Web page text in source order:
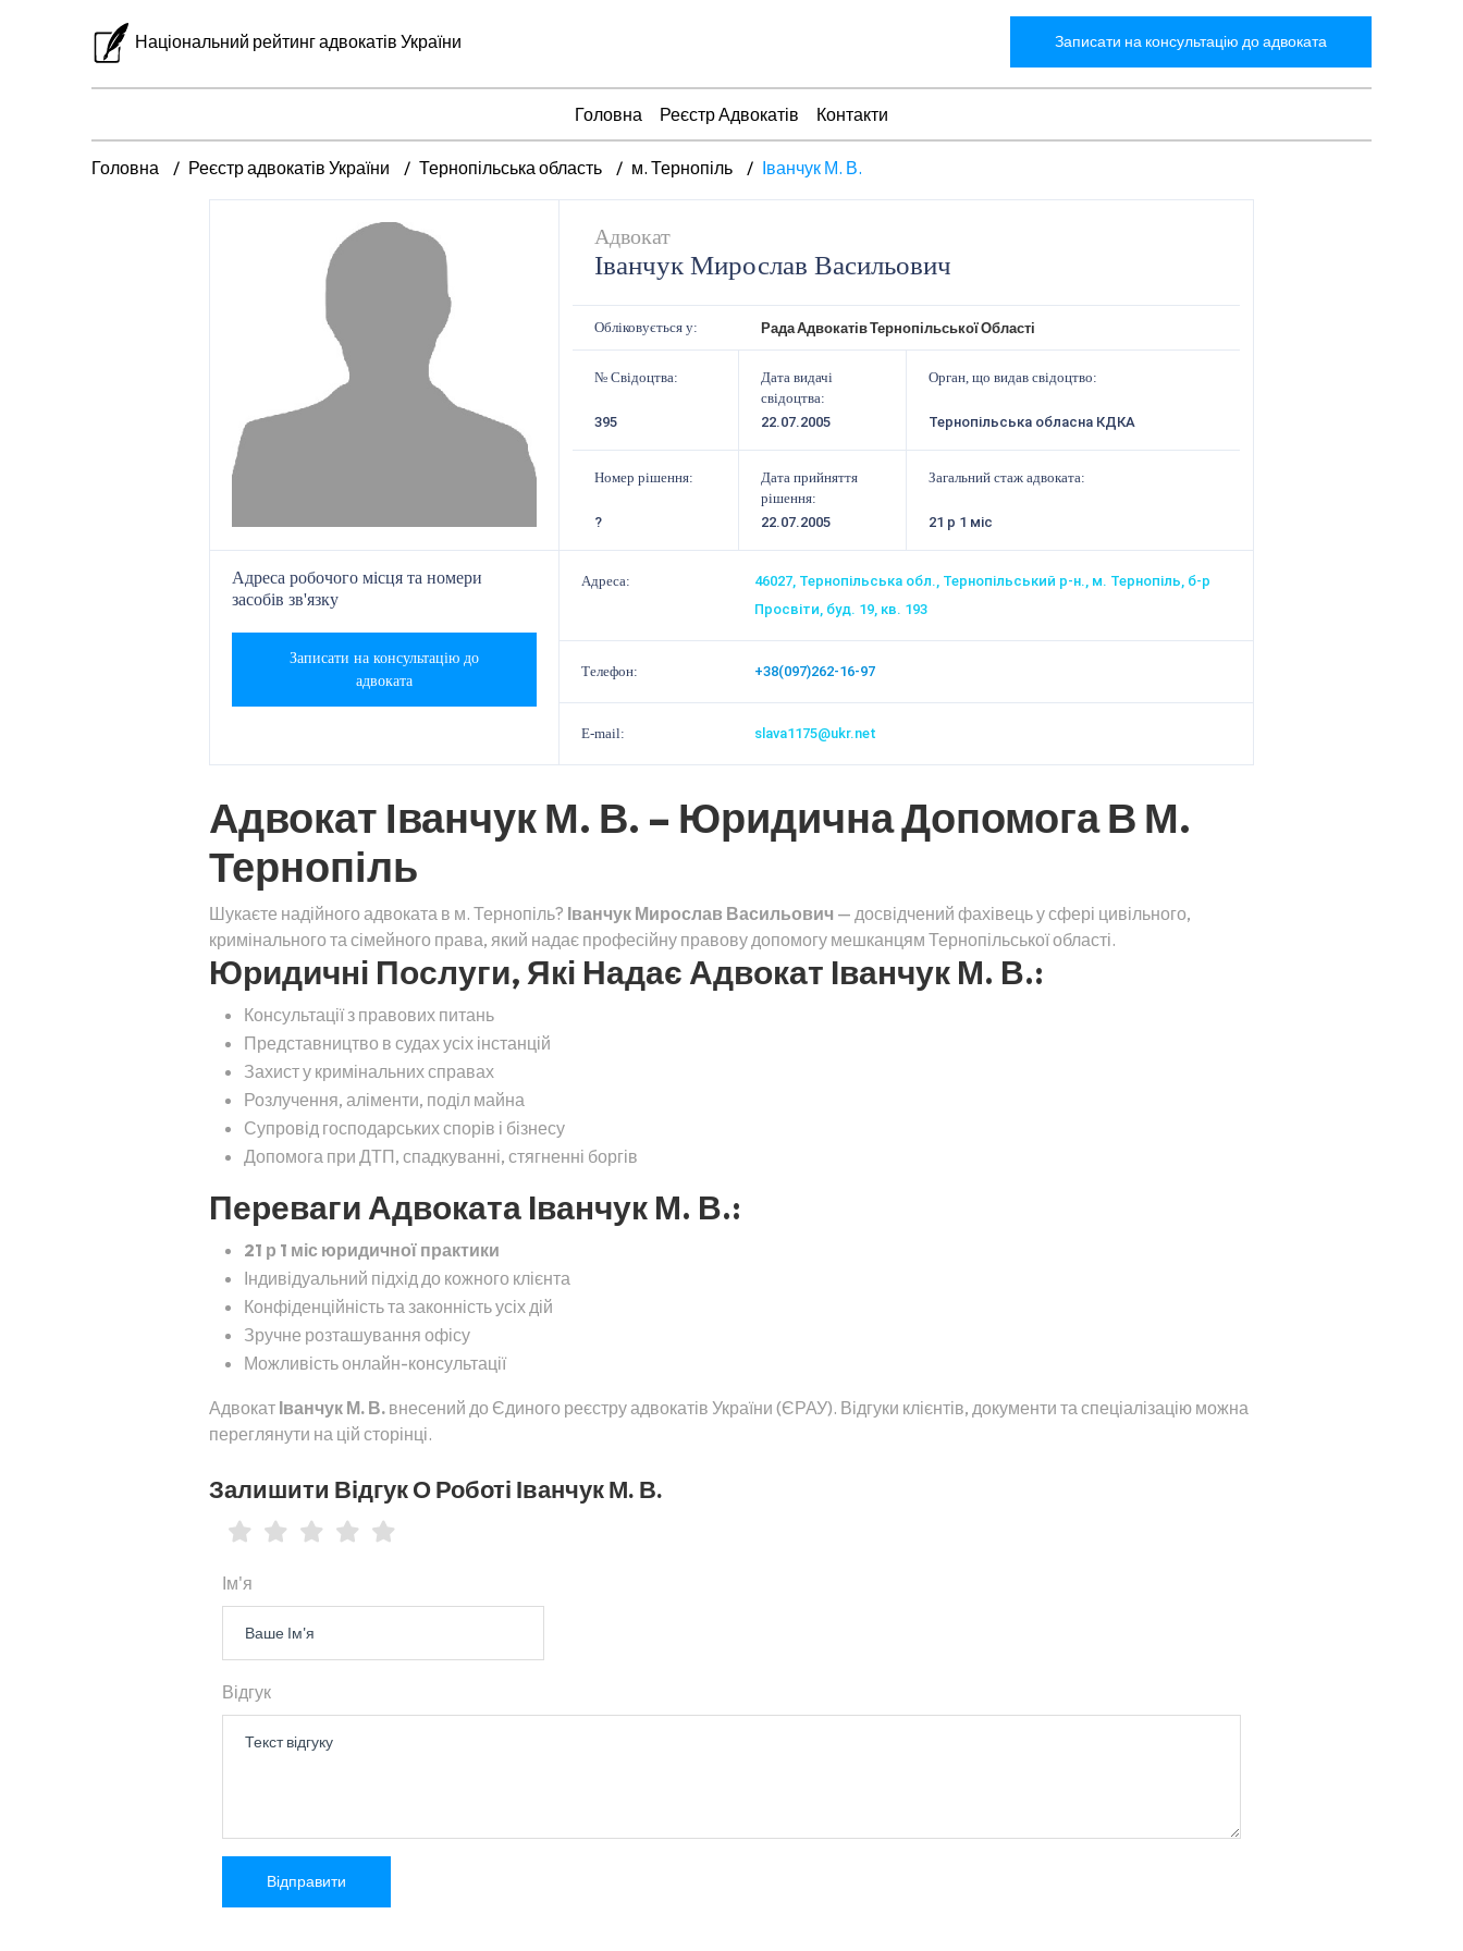
Національний рейтинг адвокатів України Записати на консультацію до адвоката
Головна Реєстр Адвокатів Контакти
Головна Реєстр адвокатів України Тернопільська область м. Тернопіль Іванчук М. В.
Адвокат
Іванчук Мирослав Васильович
Обліковується у: Рада Адвокатів Тернопільської Області
№ Свідоцтва:
395
Дата видачі
свідоцтва:
22.07.2005
Орган, що видав свідоцтво:
Тернопільська обласна КДКА
Номер рішення:
?
Дата прийняття
рішення:
22.07.2005
Загальний стаж адвоката:
21 р 1 міс
Адреса робочого місця та номери
засобів зв'язку
Записати на консультацію до
адвоката
Адреса:
46027, Тернопільська обл., Тернопільський р-н., м. Тернопіль, б-р
Просвіти, буд. 19, кв. 193
Телефон: +38(097)262-16-97
E-mail: slava1175@ukr.net
Адвокат Іванчук М. В. – Юридична Допомога В М.
Тернопіль
Шукаєте надійного адвоката в м. Тернопіль? Іванчук Мирослав Васильович — досвідчений фахівець у сфері цивільного,
кримінального та сімейного права, який надає професійну правову допомогу мешканцям Тернопільської області.
Юридичні Послуги, Які Надає Адвокат Іванчук М. В.:
Консультації з правових питань
Представництво в судах усіх інстанцій
Захист у кримінальних справах
Розлучення, аліменти, поділ майна
Супровід господарських спорів і бізнесу
Допомога при ДТП, спадкуванні, стягненні боргів
Переваги Адвоката Іванчук М. В.:
21 р 1 міс юридичної практики
Індивідуальний підхід до кожного клієнта
Конфіденційність та законність усіх дій
Зручне розташування офісу
Можливість онлайн-консультації
Адвокат Іванчук М. В. внесений до Єдиного реєстру адвокатів України (ЄРАУ). Відгуки клієнтів, документи та спеціалізацію можна
переглянути на цій сторінці.
Залишити Відгук О Роботі Іванчук М. В.
Ім'я
Відгук